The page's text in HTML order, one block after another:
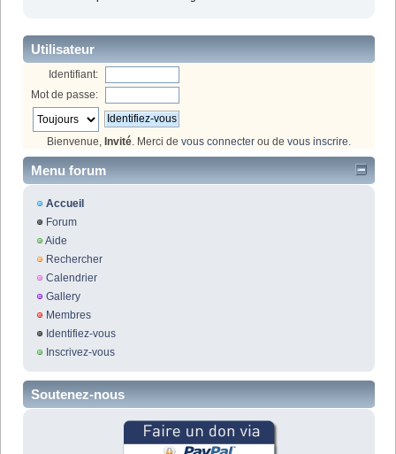
Utilisateur
Identifiant:
Mot de passe:
Bienvenue, Invité. Merci de vous connecter ou de vous inscrire.
Menu forum
Accueil
Forum
Aide
Rechercher
Calendrier
Gallery
Membres
Identifiez-vous
Inscrivez-vous
Soutenez-nous